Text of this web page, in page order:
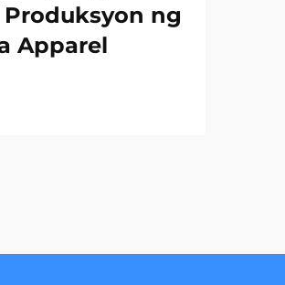
Produksyon ng
Apparel